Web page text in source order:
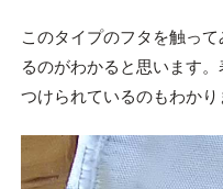
このタイプのフタを触っ
るのがわかると思います。
つけられているのもわかり